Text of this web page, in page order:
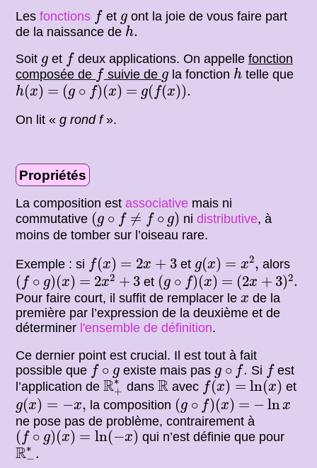
Lesfonctions f
f et g
gont la joie de vous faire part
de la naissance de h.
h.
Soit g
g et f
f deux applications. On appelle fonction
composée de f
f suivie de g
gla fonction h
htelle que
h(x)
h(x) =
= (g ∘ f)(x)
(g∘f)(x) =
= g( f(x)).
g(f(x )).
On lit «g rond f».
Propriétés
La composition estassociative mais ni
commutative (g ∘ f ≠ f ∘ g)
(g ∘f≠f∘g) nidistributive, à
moins de tomber sur l’oiseau rare.
Exemple : si f(x) = 2x + 3
f(x = + et g(x) = x2,
( ) ,
alors
( f ∘ g)(x)
( ∘ (x) =
= 2x2 + 3
2x2 + 3
et (g ∘ f)(x)
( )(x) =
= (2x + 3)2.
(2 x+3)2.
Pour faire court, il suffit de remplacer lex
x de la
première par l’expression de la deuxième et de
déterminer l'ensemble de définition.
Ce dernier point est crucial. Il est tout à fait
possible que f ∘ g
f∘g existe mais pas g ∘ f.
g∘f. Si fest
l’application deR∗
+
R+ ∗
dansR
R avec f(x) = ln(x)
f(x) = ln(x)
et
g(x) = −x,
g(x) la composition (g ∘ f)(x)
( )(x) = − lnx
lnx
ne pose pas de problème, contrairement à
( f ∘ g)(x)
(f∘g)(x) = ln(−x)
= ln( −x) qui n’est définie que pour
R∗
− .
R− ∗.